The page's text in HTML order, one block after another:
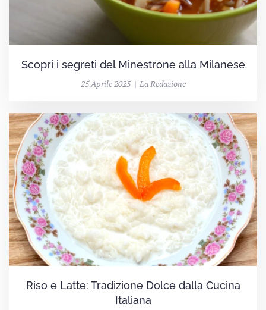
Scopri i segreti del Minestrone alla Milanese
25 Aprile 2025 | La Redazione
Riso e Latte: Tradizione Dolce dalla Cucina
Italiana